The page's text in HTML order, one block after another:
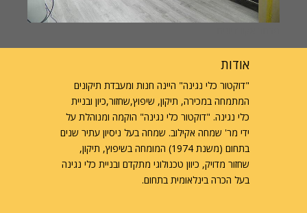
אודות
"דוקטור כלי נגינה" היינה חנות ומעבדת תיקונים
המתמחה במכירה, תיקון, שיפוץ,שחזור,כיון ובניית
כלי נגינה. "דוקטור כלי נגינה" הוקמה ומנוהלת על
ידי מר' שמחה אקילוב. שמחה בעל ניסיון עתיר שנים
בתחום (משנת 1974) המומחה בשיפוץ, תיקון,
שחזור מדויק, כיוון טכנולוגי מתקדם ובניית כלי נגינה
בעל הכרה בינלאומית בתחום.